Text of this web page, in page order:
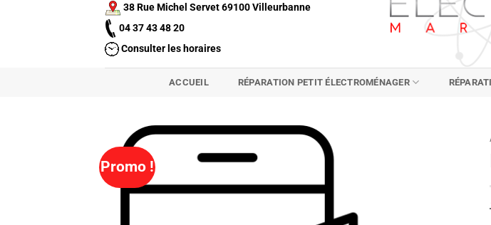
38 Rue Michel Servet 69100 Villeurbanne
04 37 43 48 20
Consulter les horaires
ACCUEIL RÉPARATION PETIT ÉLECTROMÉNAGER
Promo !